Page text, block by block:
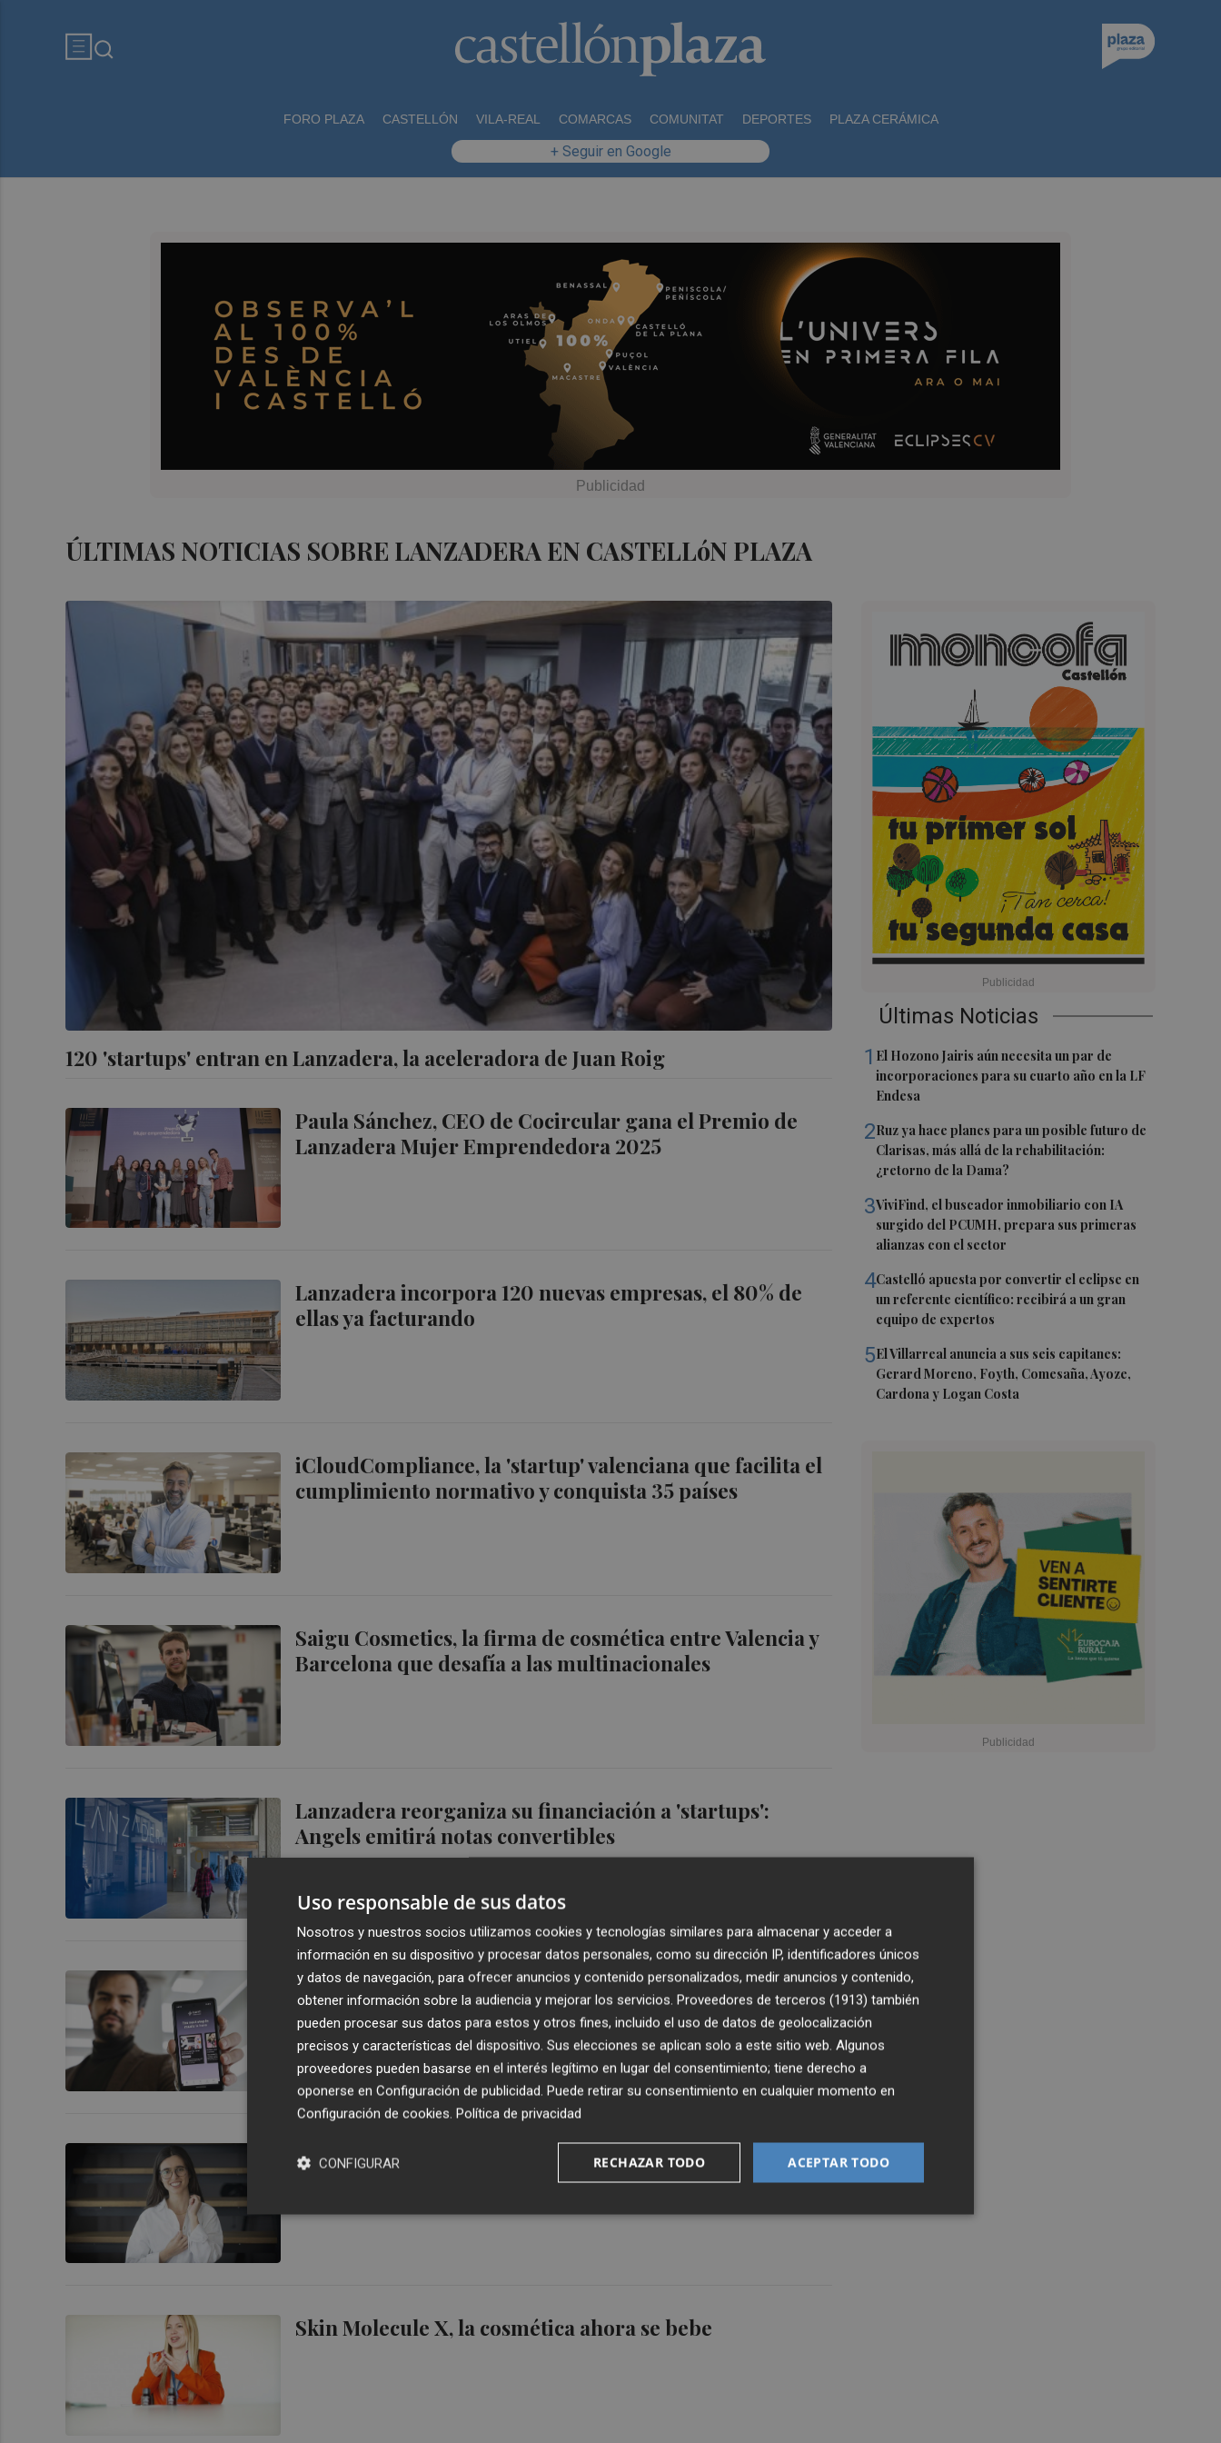
FORO PLAZA CASTELLÓN VILA-REAL COMARCAS COMUNITAT DEPORTES PLAZA CERÁMICA
+ Seguir en Google
ÚLTIMAS NOTICIAS SOBRE LANZADERA EN CASTELLóN PLAZA
120 'startups' entran en Lanzadera, la aceleradora de Juan Roig
Paula Sánchez, CEO de Cocircular gana el Premio de
Lanzadera Mujer Emprendedora 2025
Lanzadera incorpora 120 nuevas empresas, el 80% de
ellas ya facturando
iCloudCompliance, la 'startup' valenciana que facilita el
cumplimiento normativo y conquista 35 países
Saigu Cosmetics, la firma de cosmética entre Valencia y
Barcelona que desafía a las multinacionales
Lanzadera reorganiza su financiación a 'startups':
Angels emitirá notas convertibles
La IA de Larnii permite crear canciones en segundos
100% libres de derechos de autor
Deleite Wear, uniformes que dan una segunda vida al
Skin Molecule X, la cosmética ahora se bebe
Últimas Noticias
1 El Hozono Jairis aún necesita un par de
incorporaciones para su cuarto año en la LF
Endesa
2Ruz ya hace planes para un posible futuro de
Clarisas, más allá de la rehabilitación:
¿retorno de la Dama?
3ViviFind, el buscador inmobiliario con IA
surgido del PCUMH, prepara sus primeras
alianzas con el sector
4Castelló apuesta por convertir el eclipse en
un referente científico: recibirá a un gran
equipo de expertos
5El Villarreal anuncia a sus seis capitanes:
Gerard Moreno, Foyth, Comesaña, Ayoze,
Cardona y Logan Costa
Uso responsable de sus datos
Nosotros y nuestros socios utilizamos cookies y tecnologías similares para almacenar y acceder a
información en su dispositivo y procesar datos personales, como su dirección IP, identificadores únicos
y datos de navegación, para ofrecer anuncios y contenido personalizados, medir anuncios y contenido,
obtener información sobre la audiencia y mejorar los servicios. Proveedores de terceros (1913) también
pueden procesar sus datos para estos y otros fines, incluido el uso de datos de geolocalización
precisos y características del dispositivo. Sus elecciones se aplican solo a este sitio web. Algunos
proveedores pueden basarse en el interés legítimo en lugar del consentimiento; tiene derecho a
oponerse en Configuración de publicidad. Puede retirar su consentimiento en cualquier momento en
Configuración de cookies. Política de privacidad
ACEPTAR TODO
RECHAZAR TODO
CONFIGURAR